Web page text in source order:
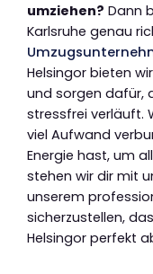
umziehen? Dann
Karlsruhe genau
Helsingor bieten
und sorgen dafür,
stressfrei verläuft.
viel Aufwand
Energie hast, um
stehen wir dir mit
unserem
sicherzustellen,
Helsingor perfekt